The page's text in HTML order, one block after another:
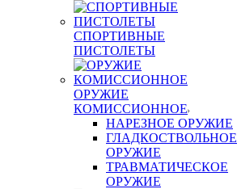
СПОРТИВНЫЕ
ПИСТОЛЕТЫ
ОРУЖИЕ
КОМИССИОННОЕ
НАРЕЗНОЕ ОРУЖИЕ
ГЛАДКОСТВОЛЬНОЕ
ОРУЖИЕ
ТРАВМАТИЧЕСКОЕ
ОРУЖИЕ